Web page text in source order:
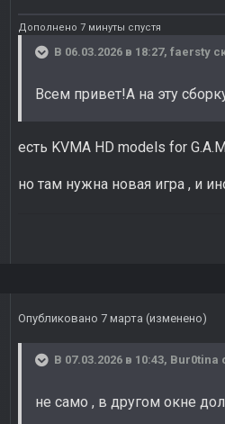
Дополнено 7 минуты спустя
В 06.03.2026 в 18:27, faersty
Всем привет!А на эту
есть KVMA HD models for
но там нужна новая игра , и
Опубликовано 7 марта (изменено)
В 07.03.2026 в 10:43, Bur0tina
не само , в другом окне